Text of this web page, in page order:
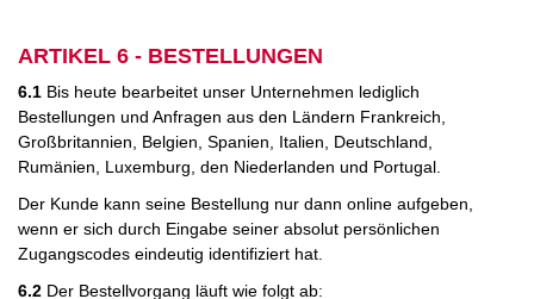
ARTIKEL 6 - BESTELLUNGEN
6.1 Bis heute bearbeitet unser Unternehmen lediglich
Bestellungen und Anfragen aus den Ländern Frankreich,
Großbritannien, Belgien, Spanien, Italien, Deutschland,
Rumänien, Luxemburg, den Niederlanden und Portugal.
Der Kunde kann seine Bestellung nur dann online aufgeben,
wenn er sich durch Eingabe seiner absolut persönlichen
Zugangscodes eindeutig identifiziert hat.
6.2 Der Bestellvorgang läuft wie folgt ab: